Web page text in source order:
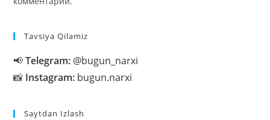
Tavsiya Qilamiz
📢Telegram: @bugun_narxi
📸 Instagram: bugun.narxi
Saytdan Izlash